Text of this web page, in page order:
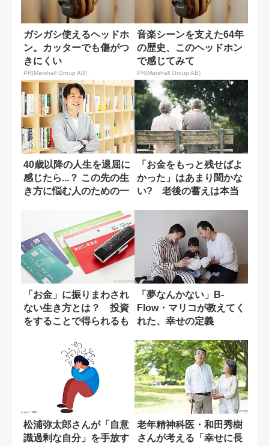
ガシガシ使えるヘッドホ
ン。カッターでも傷がつ
きにくい
PR(Marshall Group AB)
音楽シーンを支えた64年
の歴史、このヘッドホン
で感じてみて
PR(Marshall Group AB)
40歳以降の人生を退屈に
感じたら...？ この先の生
き方に悩む人のための一
「お金をもっと残せばよ
かった」はあまり聞かな
い? 老後の蓄えは本当
「お金」に振りまわされ
ない生き方とは？ 投資
をすることで得られるも
「夢なんかない」B-
Flow・マリコが教えてく
れた、幸せの定義
松浦弥太郎さんが「自意
識過剰な自分」を手放す
老年精神科医・和田秀樹
さんが考える「幸せに長